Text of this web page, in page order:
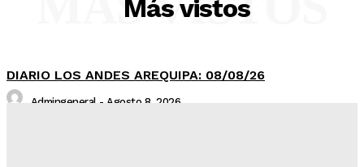
Más vistos
DIARIO LOS ANDES AREQUIPA: 08/08/26
Admingeneral - Agosto 8, 2026